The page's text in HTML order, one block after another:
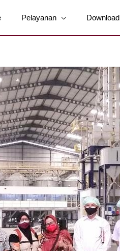
Pelayanan Download